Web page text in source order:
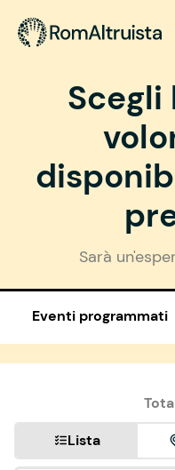
Scegli
Sarà
Eventi programmati
Lista